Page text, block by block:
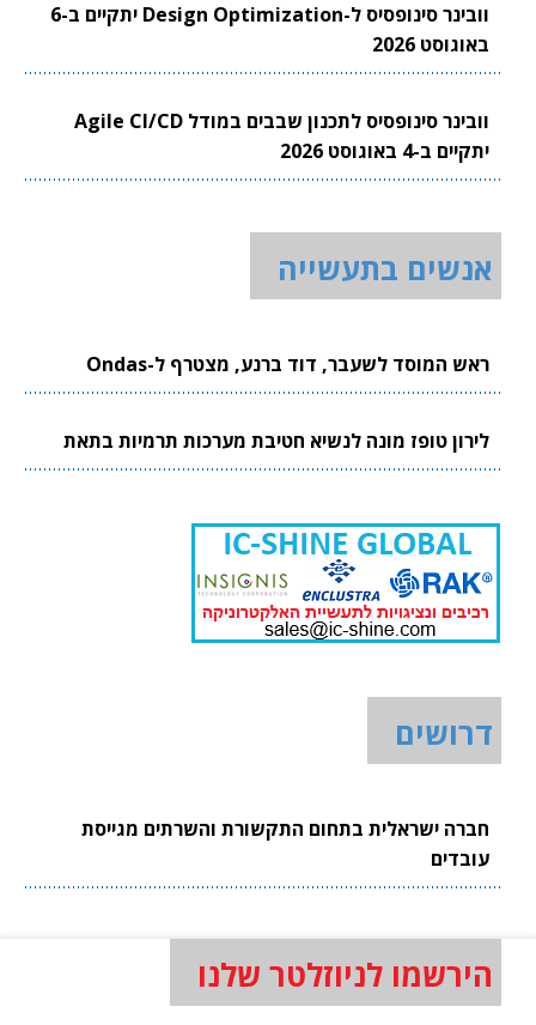
וובינר סינופסיס ל-Design Optimization יתקיים ב-6
באוגוסט 2026
וובינר סינופסיס לתכנון שבבים במודל Agile CI/CD
יתקיים ב-4 באוגוסט 2026
אנשים בתעשייה
ראש המוסד לשעבר, דוד ברנע, מצטרף ל-Ondas
לירון טופז מונה לנשיא חטיבת מערכות תרמיות בתאת
דרושים
חברה ישראלית בתחום התקשורת והשרתים מגייסת
עובדים
הירשמו לניוזלטר שלנו